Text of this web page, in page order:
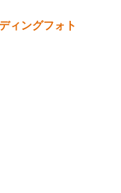
ィングフォト